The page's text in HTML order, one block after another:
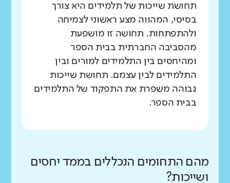
תחושת שייכות של תלמידים היא צורך
בסיסי, המהווה מצע ראשוני לצמיחה
ולהתפתחות. תחושה זו מושפעת
מהסביבה החברתית בבית הספר
ומהיחסים בין התלמידים למורים ובין
התלמידים לבין עצמם. תחושת שייכות
גבוהה משפרת את התפקוד של התלמידים
בבית הספר.
מהם התחומים הנכללים בממד יחסים
ושייכות?